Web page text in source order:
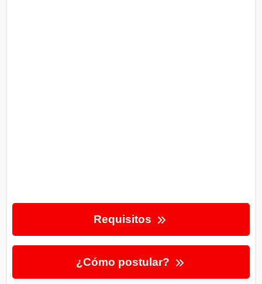
Requisitos
¿Cómo postular?